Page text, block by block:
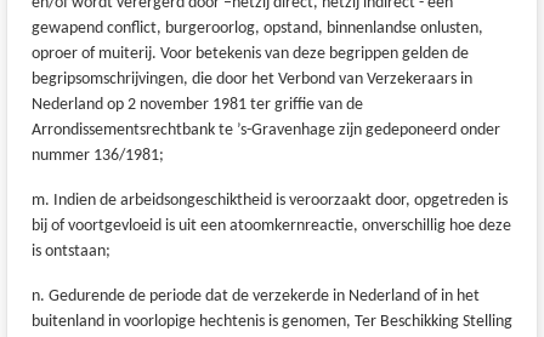
gewapend conflict, burgeroorlog, opstand, binnenlandse onlusten,
oproer of muiterij. Voor betekenis van deze begrippen gelden de
begripsomschrijvingen, die door het Verbond van Verzekeraars in
Nederland op 2 november 1981 ter griffie van de
Arrondissementsrechtbank te ’s-Gravenhage zijn gedeponeerd onder
nummer 136/1981;
m. Indien de arbeidsongeschiktheid is veroorzaakt door, opgetreden is
bij of voortgevloeid is uit een atoomkernreactie, onverschillig hoe deze
is ontstaan;
n. Gedurende de periode dat de verzekerde in Nederland of in het
buitenland in voorlopige hechtenis is genomen, Ter Beschikking Stelling